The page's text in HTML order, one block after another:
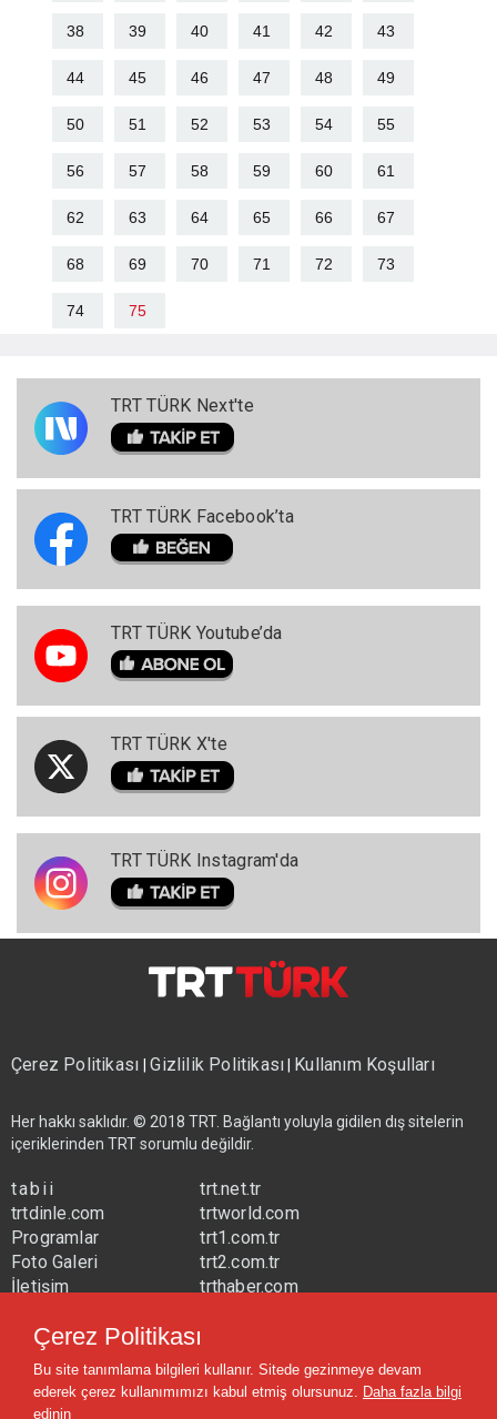
38 39 40 41 42 43
44 45 46 47 48 49
50 51 52 53 54 55
56 57 58 59 60 61
62 63 64 65 66 67
68 69 70 71 72 73
74 75
TRT TÜRK Next'te
TRT TÜRK Facebook’ta
TRT TÜRK Youtube’da
TRT TÜRK X'te
TRT TÜRK Instagram'da
Çerez Politikası|Gizlilik Politikası| Kullanım Koşulları
Her hakkı saklıdır. © 2018 TRT. Bağlantı yoluyla gidilen dış sitelerin
içeriklerinden TRT sorumlu değildir.
tabii
trtdinle.com
Programlar
Foto Galeri
İletişim
trt.net.tr
trtworld.com
trt1.com.tr
trt2.com.tr
trthaber.com
trtavaz.com.tr
trtmuzik.net.tr
trtcocuk.net.tr
Çerez Politikası
Bu site tanımlama bilgileri kullanır. Sitede gezinmeye devam
ederek çerez kullanımımızı kabul etmiş olursunuz. Daha fazla bilgi
edinin